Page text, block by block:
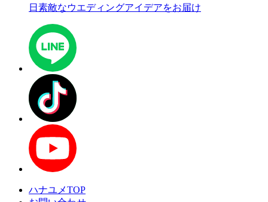
日素敵なウエディングアイデアをお届け
ハナユメTOP